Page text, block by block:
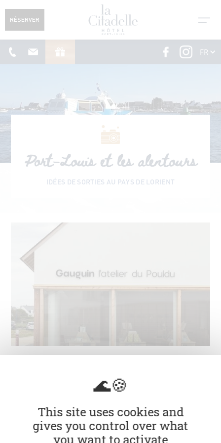
RÉSERVER
FR
Port-Louis et les alentours
IDÉES DE SORTIES AU PAYS DE LORIENT
l'atelier du Pouldu
Le Centre d'interprétation Gauguin, l'Atelier du
This site uses cookies and
gives you control over what
you want to activate